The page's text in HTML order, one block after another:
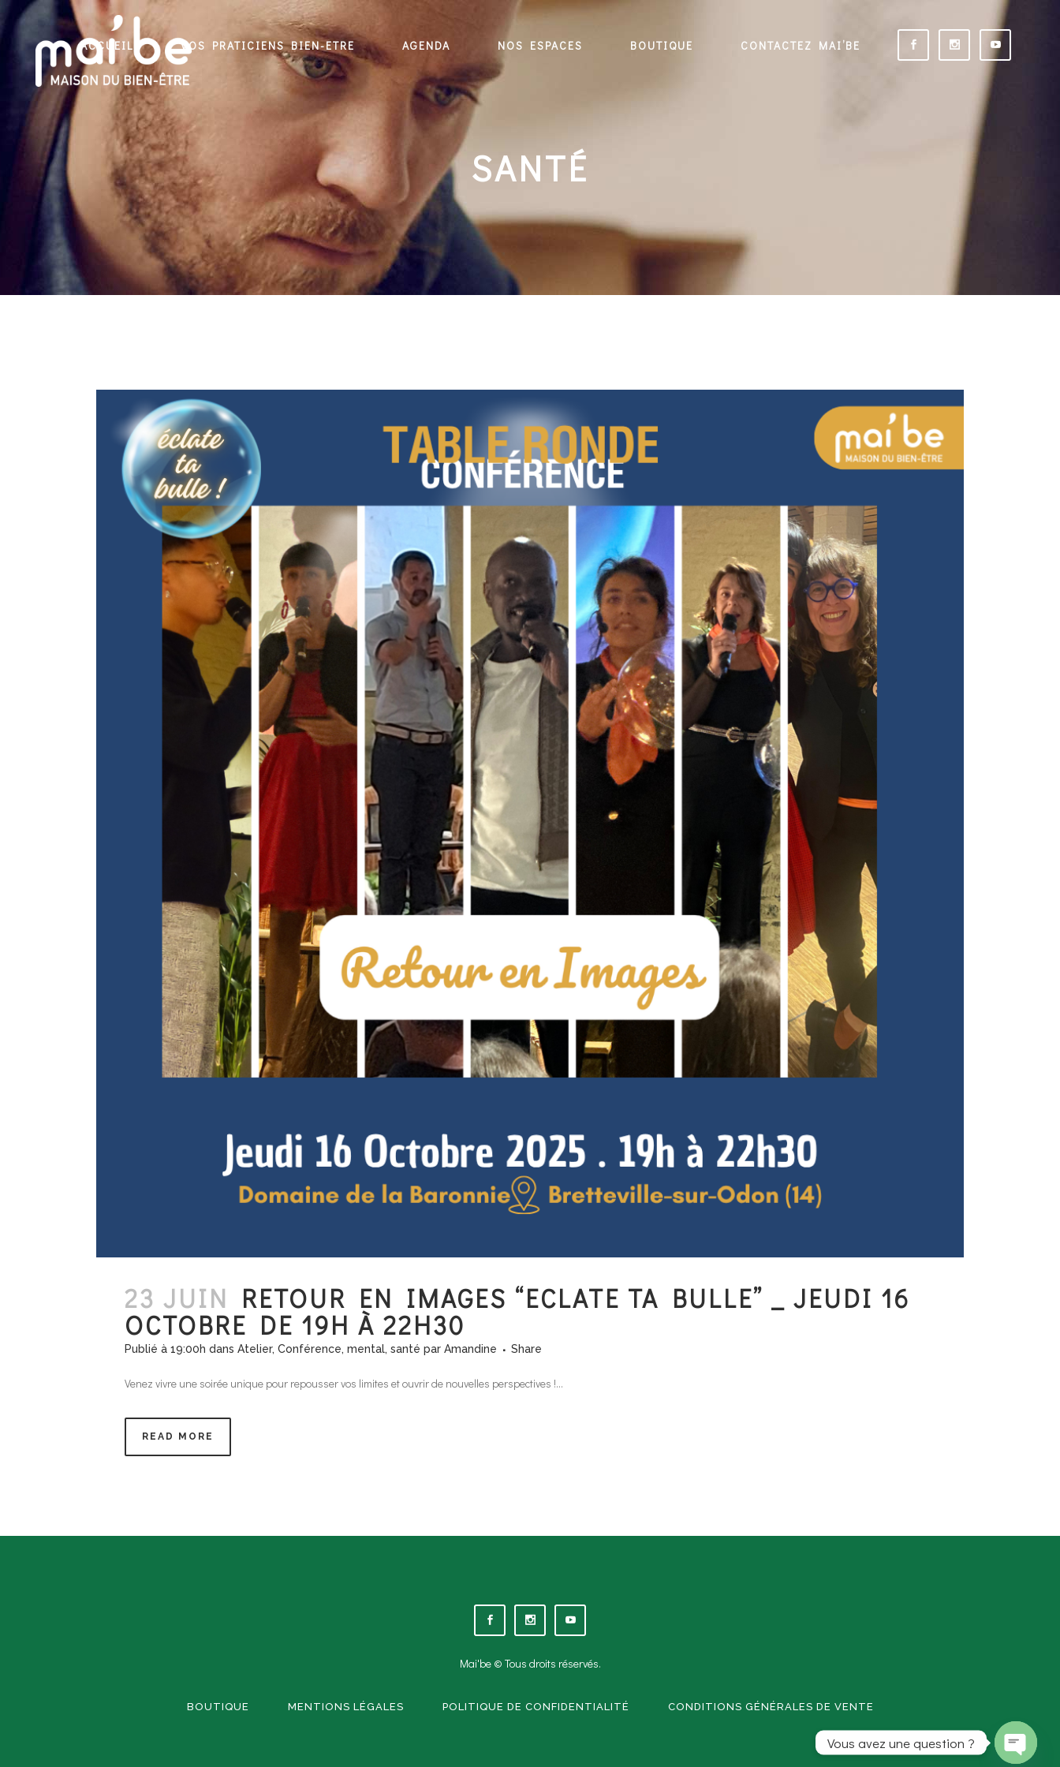
ACCUEIL VOS PRATICIENS BIEN-ETRE AGENDA NOS ESPACES BOUTIQUE CONTACTEZ MAI’BE
SANTÉ
23 JUIN RETOUR EN IMAGES “ECLATE TA BULLE” _ JEUDI 16
OCTOBRE DE 19H À 22H30
Publié à 19:00h dans Atelier, Conférence, mental, santé par Amandine Share
Venez vivre une soirée unique pour repousser vos limites et ouvrir de nouvelles perspectives !...
READ MORE
Mai'be © Tous droits réservés.
BOUTIQUE MENTIONS LÉGALES POLITIQUE DE CONFIDENTIALITÉ CONDITIONS GÉNÉRALES DE VENTE
Vous avez une question ?